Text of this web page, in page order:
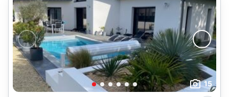
15